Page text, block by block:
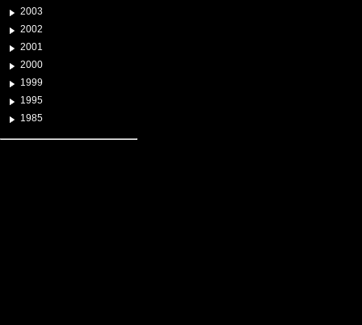
2003
2002
2001
2000
1999
1995
1985